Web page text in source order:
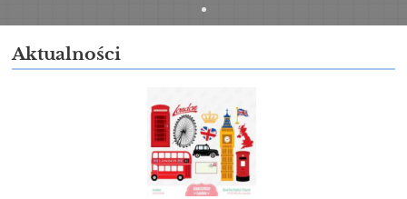
Aktualności